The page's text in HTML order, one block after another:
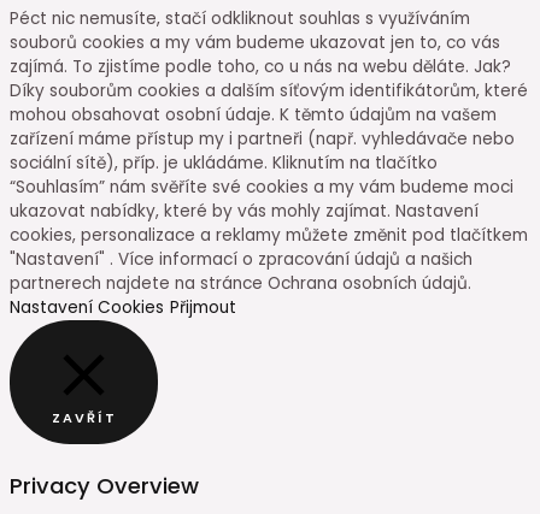
Péct nic nemusíte, stačí odkliknout souhlas s využíváním
souborů cookies a my vám budeme ukazovat jen to, co vás
zajímá. To zjistíme podle toho, co u nás na webu děláte. Jak?
Díky souborům cookies a dalším síťovým identifikátorům, které
mohou obsahovat osobní údaje. K těmto údajům na vašem
zařízení máme přístup my i partneři (např. vyhledávače nebo
sociální sítě), příp. je ukládáme. Kliknutím na tlačítko
“Souhlasím” nám svěříte své cookies a my vám budeme moci
ukazovat nabídky, které by vás mohly zajímat. Nastavení
cookies, personalizace a reklamy můžete změnit pod tlačítkem
"Nastavení" . Více informací o zpracování údajů a našich
partnerech najdete na stránce Ochrana osobních údajů.
Nastavení Cookies Přijmout
ZAVŘÍT
Privacy Overview